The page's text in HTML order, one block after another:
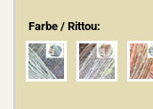
Farbe / Rittou: